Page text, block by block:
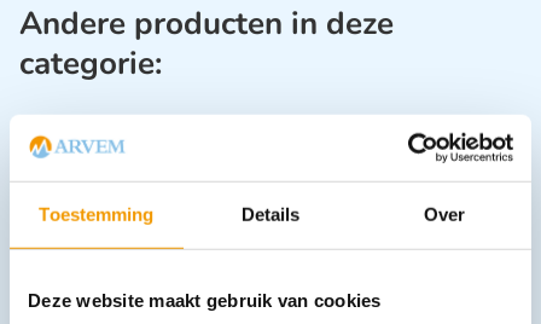
Toestemming Details Over
Deze website maakt gebruik van cookies
Andere producten in deze
categorie: